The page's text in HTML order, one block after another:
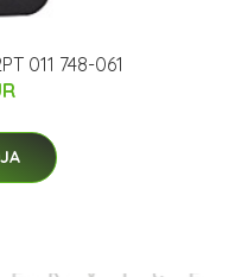
011 748-061